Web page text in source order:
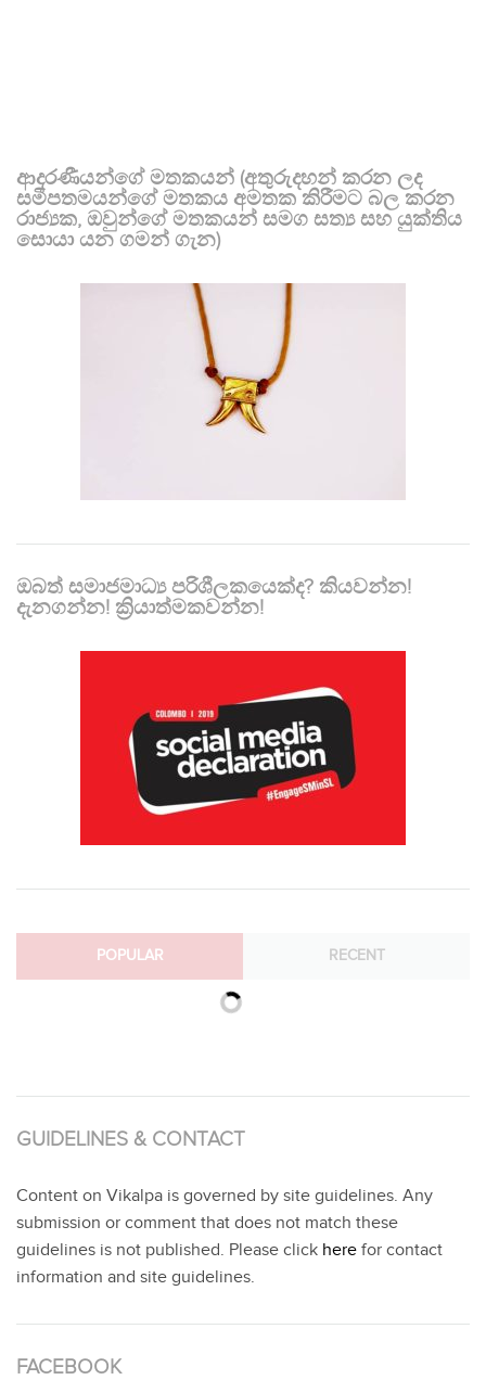
ආදරණීයන්ගේ මතකයන් (අතුරුදහන් කරන ලද
සමීපතමයන්ගේ මතකය අමතක කිරීමට බල කරන
රාජ්‍යක, ඔවුන්ගේ මතකයන් සමග සත්‍ය සහ යුක්තිය
සොයා යන ගමන් ගැන)
ඔබත් සමාජමාධ්‍ය පරිශීලකයෙක්ද? කියවන්න!
දැනගන්න! ක්‍රියාත්මකවන්න!
POPULAR RECENT
GUIDELINES & CONTACT
Content on Vikalpa is governed by site guidelines. Any
submission or comment that does not match these
guidelines is not published. Please click here for contact
information and site guidelines.
FACEBOOK